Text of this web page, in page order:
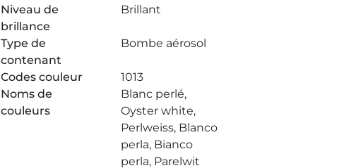
Niveau de
brillance
Brillant
Type de
contenant
Bombe aérosol
Codes couleur
1013
Noms de
couleurs
Blanc perlé,
Oyster white,
Perlweiss, Blanco
perla, Bianco
perla, Parelwit